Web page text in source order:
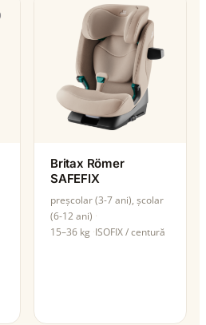
Britax Römer
SAFEFIX
preșcolar (3-7 ani), școlar
(6-12 ani)
15–36 kg ISOFIX / centură